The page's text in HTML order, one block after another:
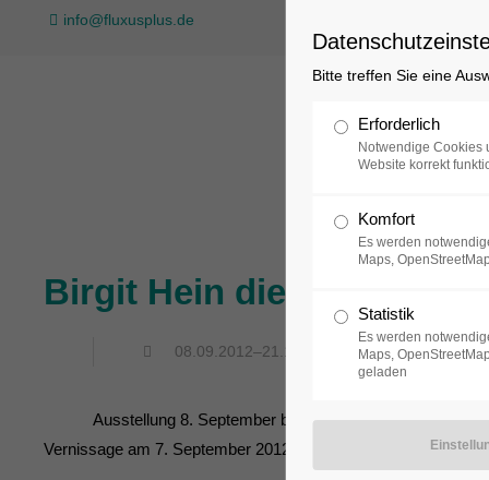
info@fluxusplus.de
Sammlung
Birgit Hein die Anfänge
08.09.2012–21.10.2012
Ausstellung 8. September bis 21. Oktober 2012
Vernissage am 7. September 2012
Bitte treffen Sie eine
Erforderlich
Notwendige Cookies
Website korrekt
Komfort
Es werden
Maps,
Statistik
Es werden
Maps,
geladen